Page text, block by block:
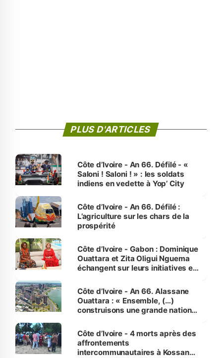
PLUS D'ARTICLES
Côte d’Ivoire - An 66. Défilé - «
Saloni ! Saloni ! » : les soldats
indiens en vedette à Yop’ City
Côte d’Ivoire - An 66. Défilé :
L’agriculture sur les chars de la
prospérité
Côte d’Ivoire - Gabon : Dominique
Ouattara et Zita Oligui Nguema
échangent sur leurs initiatives en
enfants
Côte d’Ivoire - An 66. Alassane
Ouattara : « Ensemble, (…)
construisons une grande nation
générations futures »
Côte d’Ivoire - 4 morts après des
affrontements
intercommunautaires à Kossandji